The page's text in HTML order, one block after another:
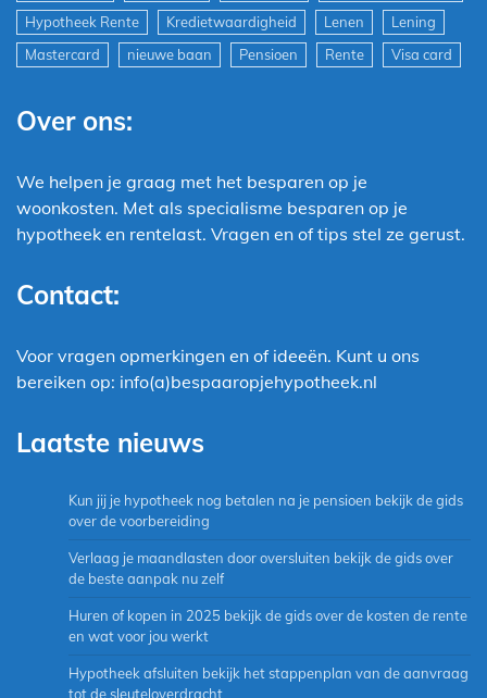
Hypotheek Rente
Kredietwaardigheid Lenen
Lening
Mastercard
nieuwe baan Pensioen Rente Visa card
Over ons:
We helpen je graag met het besparen op je
woonkosten. Met als specialisme besparen op je
hypotheek en rentelast. Vragen en of tips stel ze gerust.
Contact:
Voor vragen opmerkingen en of ideeën. Kunt u ons
bereiken op: info(a)bespaaropjehypotheek.nl
Laatste nieuws
Kun jij je hypotheek nog betalen na je pensioen bekijk de gids
over de voorbereiding
Verlaag je maandlasten door oversluiten bekijk de gids over
de beste aanpak nu zelf
Huren of kopen in 2025 bekijk de gids over de kosten de rente
en wat voor jou werkt
Hypotheek afsluiten bekijk het stappenplan van de aanvraag
tot de sleuteloverdracht